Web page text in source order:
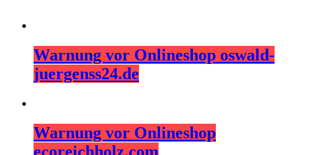
Warnung vor Onlineshop oswald-
juergenss24.de
Warnung vor Onlineshop